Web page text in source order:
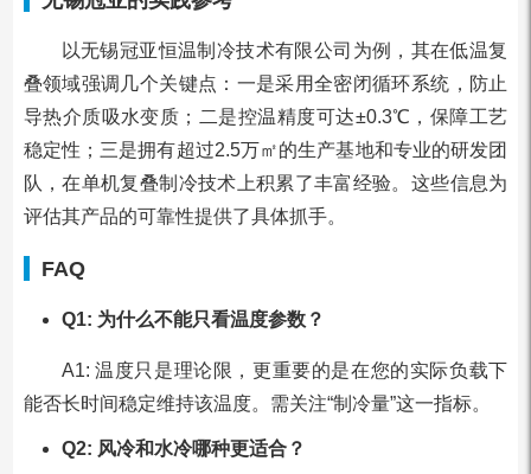
以无锡冠亚恒温制冷技术有限公司为例，其在低温复
叠领域强调几个关键点：一是采用全密闭循环系统，防止
导热介质吸水变质；二是控温精度可达±0.3℃，保障工艺
稳定性；三是拥有超过2.5万㎡的生产基地和专业的研发团
队，在单机复叠制冷技术上积累了丰富经验。这些信息为
评估其产品的可靠性提供了具体抓手。
FAQ
Q1: 为什么不能只看温度参数？
A1: 温度只是理论限，更重要的是在您的实际负载下
能否长时间稳定维持该温度。需关注“制冷量”这一指标。
Q2: 风冷和水冷哪种更适合？